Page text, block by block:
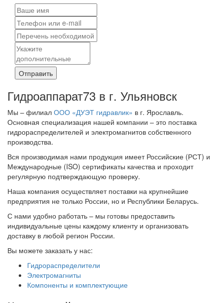
Отправить
Гидроаппарат73 в г. Ульяновск
Мы – филиал ООО «ДУЭТ гидравлик» в г. Ярославль.
Основная специализация нашей компании – это поставка
гидрораспределителей и электромагнитов собственного
производства.
Вся производимая нами продукция имеет Российские (РСТ) и
Международные (ISO) сертификаты качества и проходит
регулярную подтверждающую проверку.
Наша компания осуществляет поставки на крупнейшие
предприятия не только России, но и Республики Беларусь.
С нами удобно работать – мы готовы предоставить
индивидуальные цены каждому клиенту и организовать
доставку в любой регион России.
Вы можете заказать у нас:
Гидрораспределители
Электромагниты
Компоненты и комплектующие